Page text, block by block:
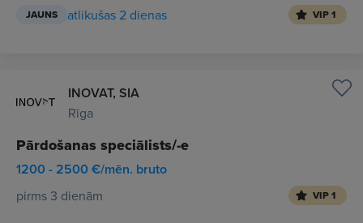
JAUNS atlikušas 2 dienas VIP 1
INOVAT, SIA
Rīga
Pārdošanas speciālists/-e
1200 - 2500 €/mēn. bruto
pirms 3 dienām VIP 1